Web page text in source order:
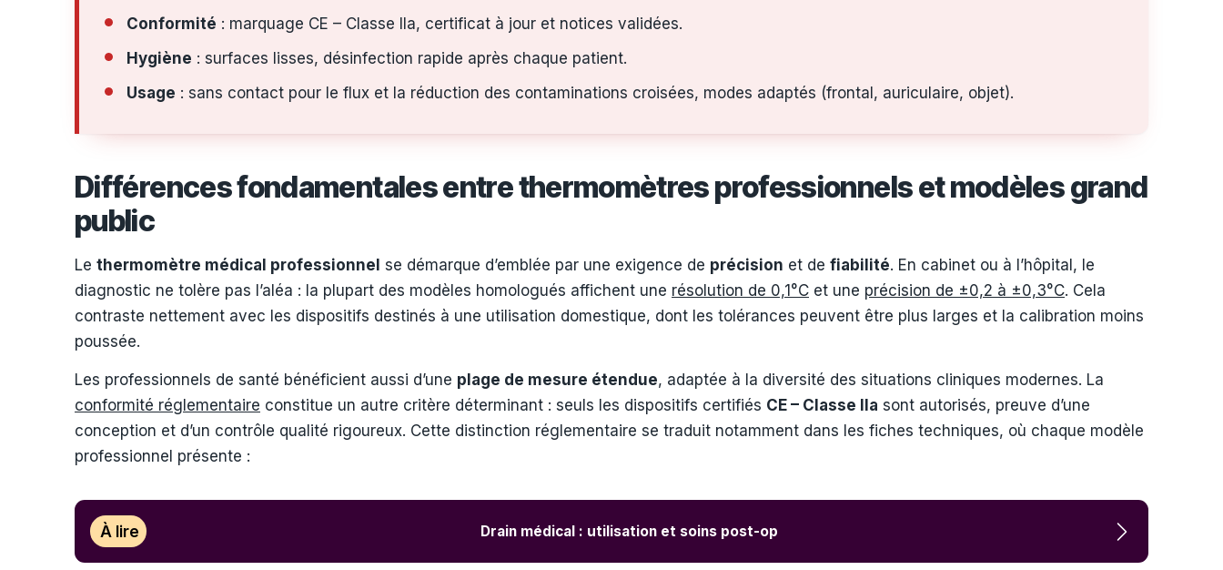
Conformité : marquage CE – Classe IIa, certificat à jour et notices validées.
Hygiène : surfaces lisses, désinfection rapide après chaque patient.
Usage : sans contact pour le flux et la réduction des contaminations croisées, modes adaptés (frontal, auriculaire, objet).
Différences fondamentales entre thermomètres professionnels et modèles grand
public
Le thermomètre médical professionnel se démarque d’emblée par une exigence de précision et de fiabilité. En cabinet ou à l’hôpital, le
diagnostic ne tolère pas l’aléa : la plupart des modèles homologués affichent une résolution de 0,1°C et une précision de ±0,2 à ±0,3°C. Cela
contraste nettement avec les dispositifs destinés à une utilisation domestique, dont les tolérances peuvent être plus larges et la calibration moins
poussée.
Les professionnels de santé bénéficient aussi d’une plage de mesure étendue, adaptée à la diversité des situations cliniques modernes. La
conformité réglementaire constitue un autre critère déterminant : seuls les dispositifs certifiés CE – Classe IIa sont autorisés, preuve d’une
conception et d’un contrôle qualité rigoureux. Cette distinction réglementaire se traduit notamment dans les fiches techniques, où chaque modèle
professionnel présente :
À lire Drain médical : utilisation et soins post-op